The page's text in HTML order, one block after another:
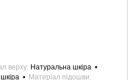
верху Натуральна шкіра
Матеріал підошви